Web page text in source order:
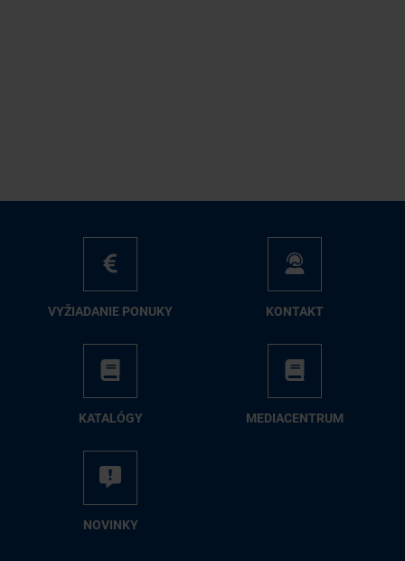
VY­ŽIA­DA­NIE PO­NU­KY KON­TAKT
KA­TA­LÓ­GY ME­DIA­CEN­TRUM
NO­VIN­KY